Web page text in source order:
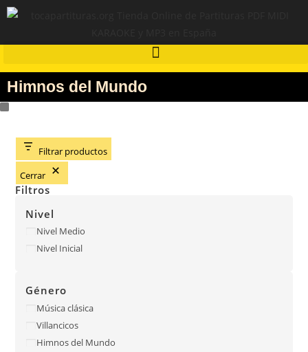
Himnos del Mundo
Filtrar productos
Cerrar
Filtros
Nivel
Nivel Medio
Nivel Inicial
Género
Música clásica
Villancicos
Himnos del Mundo